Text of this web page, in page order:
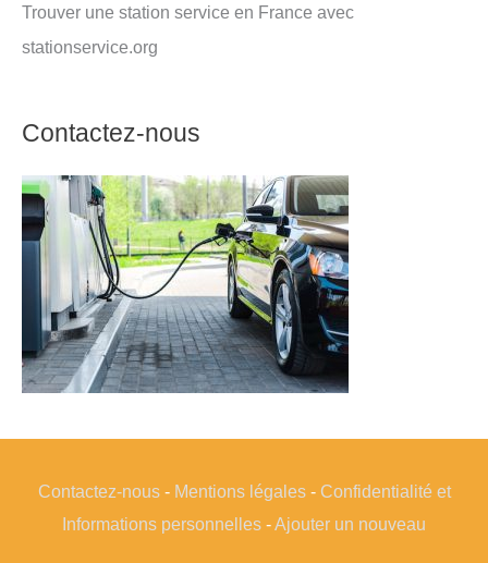
Trouver une station service en France avec
stationservice.org
Contactez-nous
Contactez-nous- Mentions légales- Confidentialité et
Informations personnelles -Ajouter un nouveau